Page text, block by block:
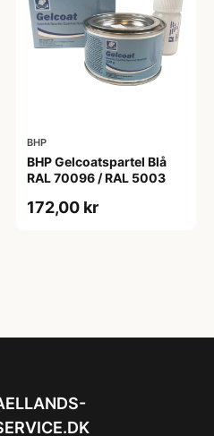
BHP
BHP Gelcoatspartel Blå
RAL 70096 / RAL 5003
172,00 kr